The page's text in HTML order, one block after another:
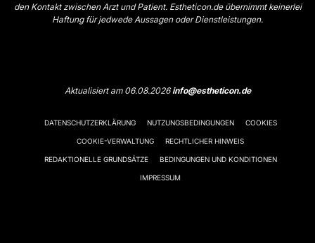
den Kontakt zwischen Arzt und Patient. Estheticon.de übernimmt keinerlei
Haftung für jedwede Aussagen oder Dienstleistungen.
Aktualisiert am 06.08.2026info@estheticon.de
DATENSCHUTZERKLÄRUNG NUTZUNGSBEDINGUNGEN COOKIES
COOKIE-VERWALTUNG RECHTLICHER HINWEIS
REDAKTIONELLE GRUNDSÄTZE BEDINGUNGEN UND KONDITIONEN
IMPRESSUM